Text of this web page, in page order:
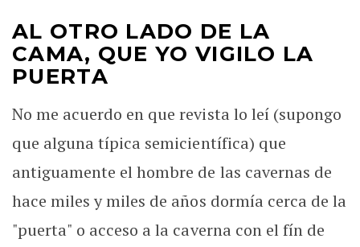
AL OTRO LADO DE LA
CAMA, QUE YO VIGILO LA
PUERTA
No me acuerdo en que revista lo leí (supongo
que alguna típica semicientífica) que
antiguamente el hombre de las cavernas de
hace miles y miles de años dormía cerca de la
"puerta" o acceso a la caverna con el fín de